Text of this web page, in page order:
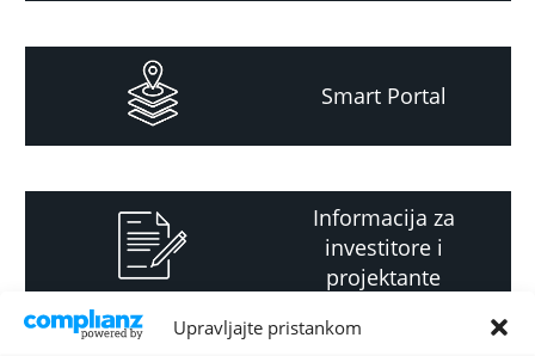
Upravljajte pristankom
Smart Portal
Informacija za
investitore i
projektante